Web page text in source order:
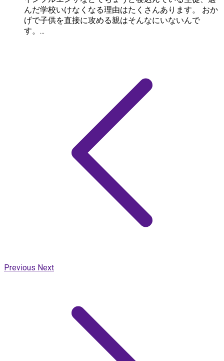
んだ学校いけなくなる理由はたくさんあります。 おか
げで子供を直接に攻める親はそんなにいないんで
す。...
Previous Next